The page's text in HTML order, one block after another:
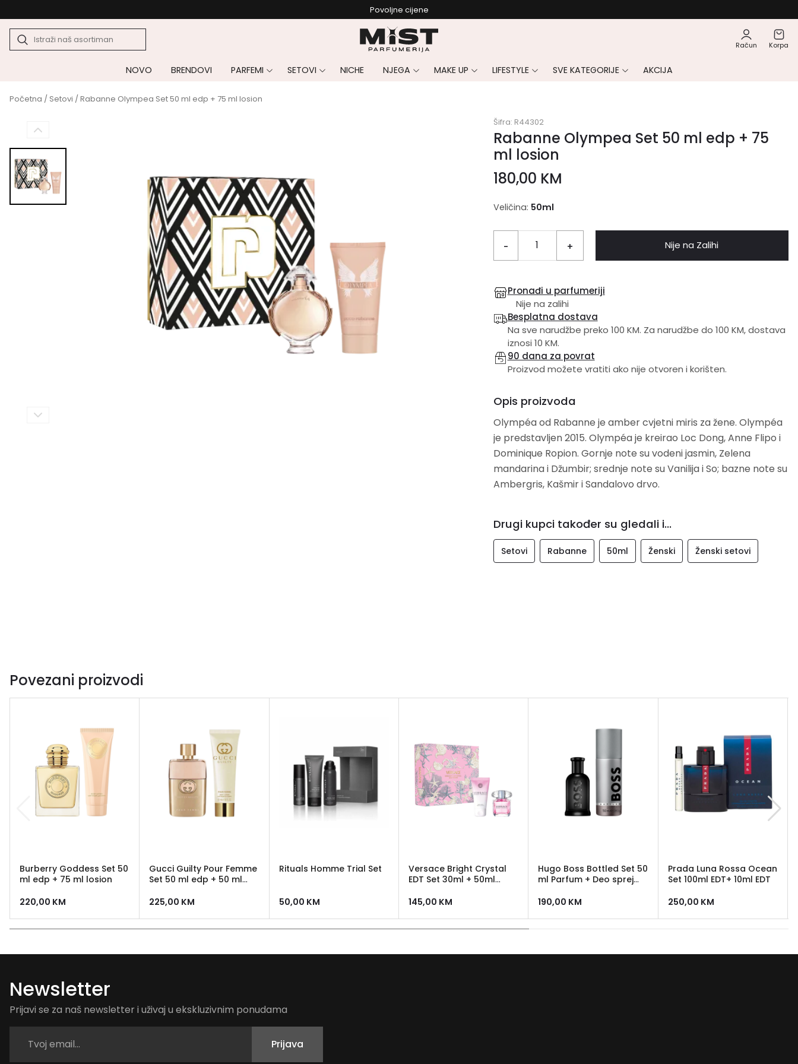
Povoljne cijene
Račun Korpa
NOVO BRENDOVI PARFEMI SETOVI NICHE NJEGA MAKE UP LIFESTYLE SVE KATEGORIJE AKCIJA
Početna / Setovi / Rabanne Olympea Set 50 ml edp + 75 ml losion
Šifra: R44302
Rabanne Olympea Set 50 ml edp + 75
ml losion
180,00 KM
Veličina: 50ml
- + Nije na Zalihi
Pronađi u parfumeriji
Nije na zalihi
Besplatna dostava
Na sve narudžbe preko 100 KM. Za narudžbe do 100 KM, dostava
iznosi 10 KM.
90 dana za povrat
Proizvod možete vratiti ako nije otvoren i korišten.
Opis proizvoda
Olympéa od Rabanne je amber cvjetni miris za žene. Olympéa
je predstavljen 2015. Olympéa je kreirao Loc Dong, Anne Flipo i
Dominique Ropion. Gornje note su vodeni jasmin, Zelena
mandarina i Džumbir; srednje note su Vanilija i So; bazne note su
Ambergris, Kašmir i Sandalovo drvo.
Drugi kupci također su gledali i...
Setovi Rabanne 50ml Ženski Ženski setovi
Povezani proizvodi
Burberry Goddess Set 50
ml edp + 75 ml losion
220,00 KM
Gucci Guilty Pour Femme
Set 50 ml edp + 50 ml
225,00 KM
Rituals Homme Trial Set
50,00 KM
Versace Bright Crystal
EDT Set 30ml + 50ml
145,00 KM
Hugo Boss Bottled Set 50
ml Parfum + Deo sprej
190,00 KM
Prada Luna Rossa Ocean
Set 100ml EDT+ 10ml EDT
250,00 KM
Newsletter
Prijavi se za naš newsletter i uživaj u ekskluzivnim ponudama
Prijava